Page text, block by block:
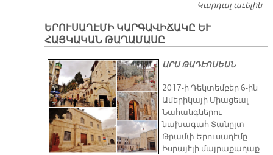
Կարդալ աւելին
ԵՐՈՒՍԱՂԷՄԻ ԿԱՐԳԱՎԻՃԱԿԸ ԵՒ
ՀԱՅԿԱԿԱՆ ԹԱՂԱՄԱՍԸ
ԱՐԱ ԹԱԴԷՈՍԵԱՆ
2017-ի Դեկտեմբեր 6-ին
Ամերիկայի Միացեալ
Նահանգներու
նախագահ Տանըլտ
Թրամփ Երուսաղէմը
Իսրայէլի մայրաքաղաք